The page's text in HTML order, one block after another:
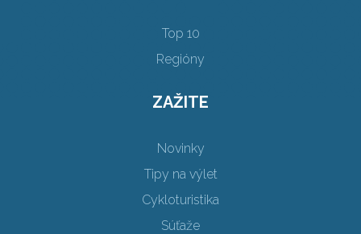
Top 10
Regióny
ZAŽITE
Novinky
Tipy na výlet
Cykloturistika
Súťaže